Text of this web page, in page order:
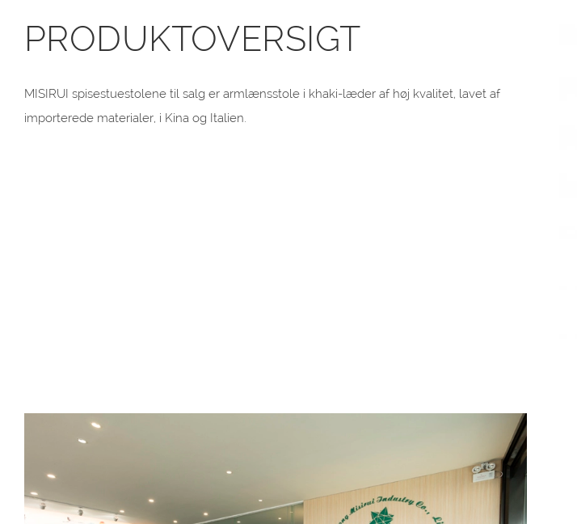
PRODUKTOVERSIGT
MISIRUI spisestuestolene til salg er armlænsstole i khaki-læder af høj kvalitet, lavet af
importerede materialer, i Kina og Italien.